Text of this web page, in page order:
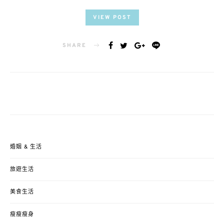
VIEW POST
SHARE
婚姻 & 生活
旅遊生活
美食生活
瘦瘦瘦身